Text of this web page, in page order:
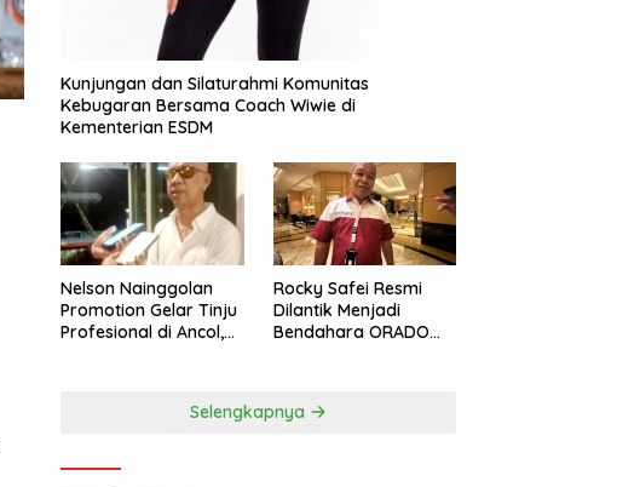
Kunjungan dan Silaturahmi Komunitas
Kebugaran Bersama Coach Wiwie di
Kementerian ESDM
Nelson Nainggolan
Promotion Gelar Tinju
Profesional di Ancol,
Rocky Safei Resmi
Dilantik Menjadi
Bendahara ORADO
Selengkapnya